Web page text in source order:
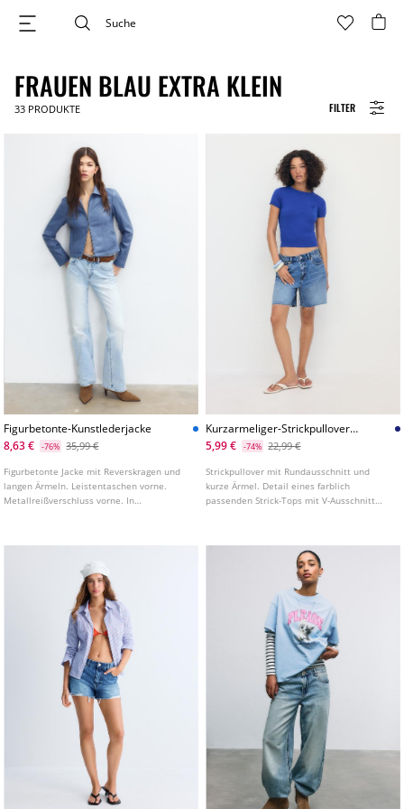
FILTER
FRAUEN BLAU EXTRA KLEIN
33 PRODUKTE
Figurbetonte-Kunstlederjacke
8,63 €
-76% 35,99 €
Figurbetonte Jacke mit Reverskragen und
langen Ärmeln. Leistentaschen vorne.
Metallreißverschluss vorne. In
Kurzarmeliger-Strickpullover-
Mit-Uberlappung
5,99 € -74% 22,99 €
Strickpullover mit Rundausschnitt und
kurze Ärmel. Detail eines farblich
passenden Strick-Tops mit V-Ausschnitt